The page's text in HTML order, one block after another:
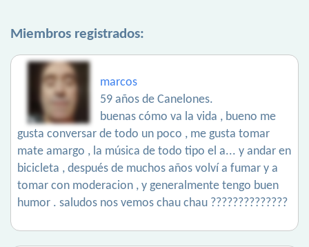
Miembros registrados:
marcos
59 años de Canelones.
buenas cómo va la vida , bueno me
gusta conversar de todo un poco , me gusta tomar
mate amargo , la música de todo tipo el a... y andar en
bicicleta , después de muchos años volví a fumar y a
tomar con moderacion , y generalmente tengo buen
humor . saludos nos vemos chau chau ??????????????